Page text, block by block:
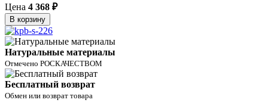
Цена 4 368 ₽
В корзину
Натуральные материалы
Отмечено РОСКАЧЕСТВОМ
Бесплатный возврат
Обмен или возврат товара